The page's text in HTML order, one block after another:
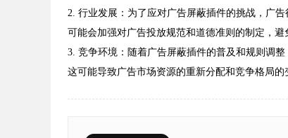
2. 行业发展：为了应对广告屏蔽插件的挑战，广
可能会加强对广告投放规范和道德准则的制定，避
3. 竞争环境：随着广告屏蔽插件的普及和规则调
这可能导致广告市场资源的重新分配和竞争格局的